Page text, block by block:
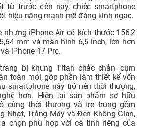
từ trước đến nay, chiếc smartphone
hiệu năng mạnh mẽ đáng kinh ngạc.
nhưng iPhone Air có kích thước 156,2
mm và màn hình 6,5 inch, lớn hơn
iPhone 17 Pro.
bị khung Titan chắc chắn, cụm
toàn mới, góp phần làm thiết kế vốn
smartphone này trở nên thời thượng,
hơn. Hiện tại sản phẩm sở hữu
cùng thời thượng và trẻ trung gồm
Nhạt, Trắng Mây và Đen Không Gian,
chọn phù hợp với cá tính riêng của